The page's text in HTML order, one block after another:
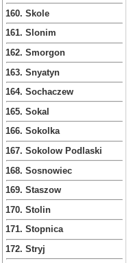
160. Skole
161. Slonim
162. Smorgon
163. Snyatyn
164. Sochaczew
165. Sokal
166. Sokolka
167. Sokolow Podlaski
168. Sosnowiec
169. Staszow
170. Stolin
171. Stopnica
172. Stryj